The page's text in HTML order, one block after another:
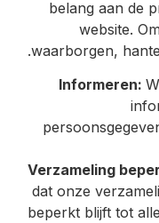
belang aan de
website.
waarborgen,
Informeren:
Verzameling
dat onze
beperkt blijft tot